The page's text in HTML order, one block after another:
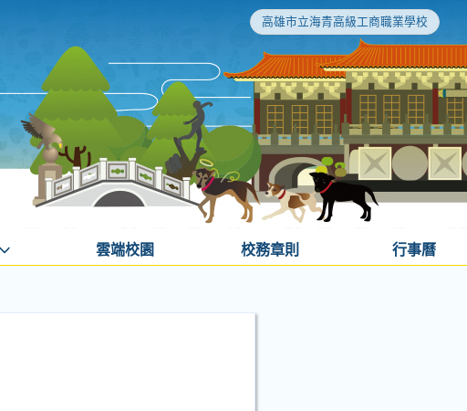
高雄市立海青高級工商職業學校
雲端校園 校務章則 行事曆